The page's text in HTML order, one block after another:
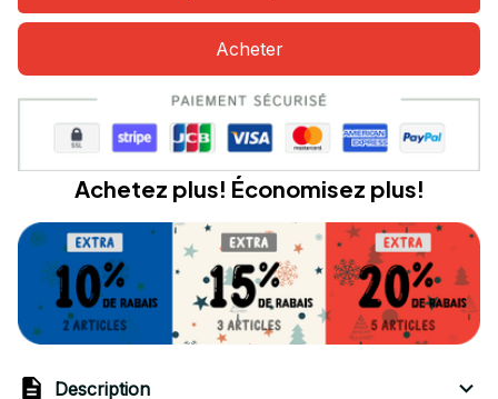
Acheter
Achetez plus! Économisez plus!
Description